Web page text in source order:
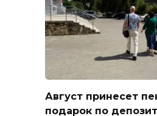
Август принесет
подарок по